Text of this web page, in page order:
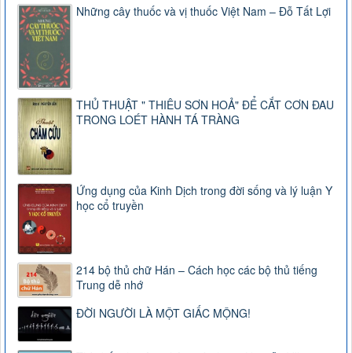
Những cây thuốc và vị thuốc Việt Nam – Đỗ Tất Lợi
THỦ THUẬT " THIÊU SƠN HOẢ" ĐỂ CẮT CƠN ĐAU
TRONG LOÉT HÀNH TÁ TRÀNG
Ứng dụng của Kinh Dịch trong đời sống và lý luận Y
học cổ truyền
214 bộ thủ chữ Hán – Cách học các bộ thủ tiếng
Trung dễ nhớ
ĐỜI NGƯỜI LÀ MỘT GIẤC MỘNG!